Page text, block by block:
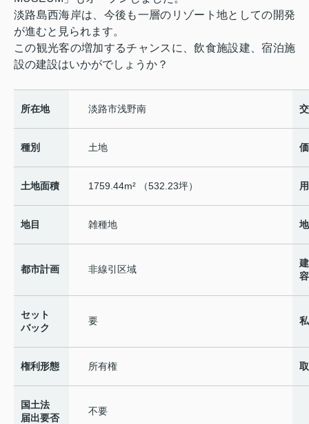
淡路島西海岸は、今後も一層のリゾート地としての開発
が進むと見られます。
この観光客の増加するチャンスに、飲食施設建、宿泊施
設の建設はいかがでしょうか？
所在地 淡路市浅野南
種別 土地
土地面積 1759.44m² （532.23坪）
地目 雑種地
都市計画 非線引区域
セット
バック
要
権利形態 所有権
国土法
届出要否
不要